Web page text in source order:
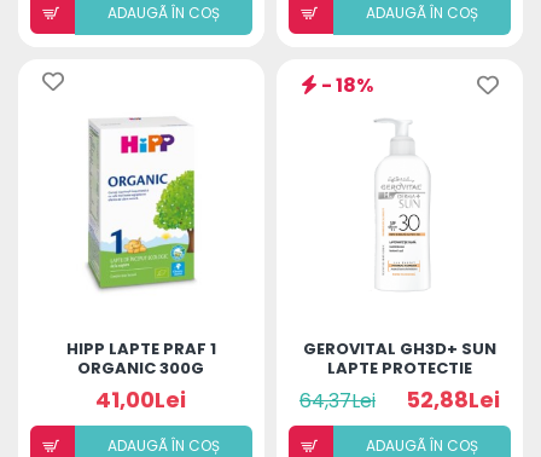
ADAUGÃ ÎN COȘ ADAUGÃ ÎN COȘ
HIPP LAPTE PRAF 1
ORGANIC 300G
41,00Lei
ADAUGÃ ÎN COȘ
- 18%
GEROVITAL GH3D+ SUN
LAPTE PROTECTIE
SOLARA SPF30 150ML
64,37Lei 52,88Lei
ADAUGÃ ÎN COȘ